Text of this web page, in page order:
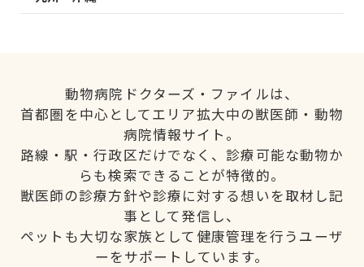
動物病院ドクターズ・ファイルは、
首都圏を中心としてエリア拡大中の獣医師・動物
病院情報サイト。
路線・駅・行政区だけでなく、診療可能な動物か
らも検索できることが特徴的。
獣医師の診療方針や診療に対する想いを取材し記
事として発信し、
ペットも大切な家族として健康管理を行うユーザ
ーをサポートしています。